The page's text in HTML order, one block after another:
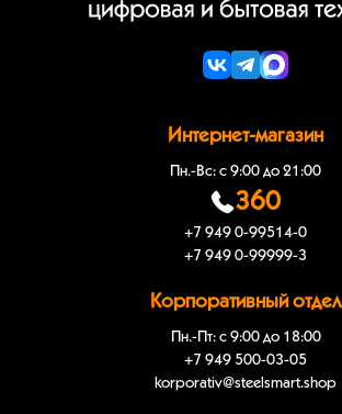
Интернет-магазин
Пн.-Вс: с 9:00 до 21:00
360
+7 949 0-99514-0
+7 949 0-99999-3
Корпоративный отдел
Пн.-Пт: с 9:00 до 18:00
+7 949 500-03-05
korporativ@steelsmart.shop